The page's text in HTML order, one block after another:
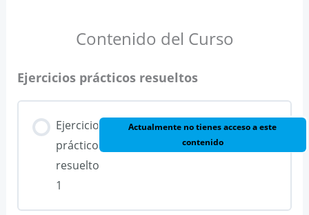
Contenido del Curso
Ejercicios prácticos resueltos
Ejercicio
práctico
resuelto
1
Actualmente no tienes acceso a este
contenido